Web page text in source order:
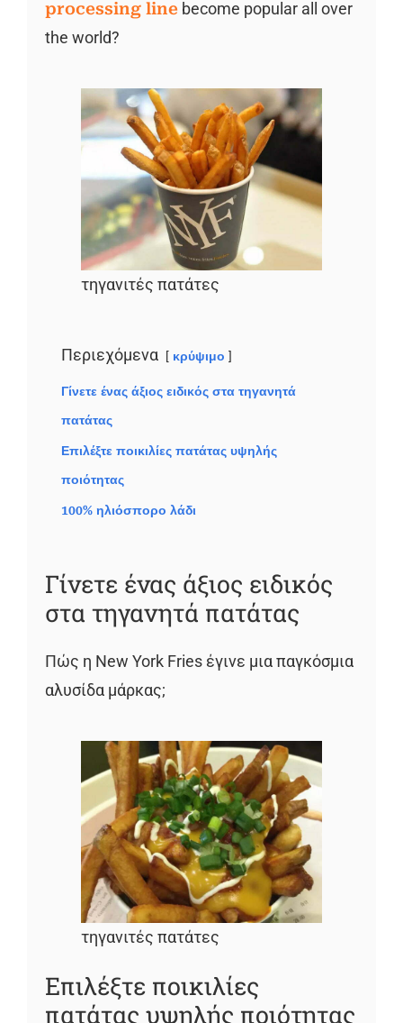
processing linebecome popular all over
the world?
τηγανιτές πατάτες
Περιεχόμενα κρύψιμο
Γίνετε ένας άξιος ειδικός στα τηγανητά
πατάτας
Επιλέξτε ποικιλίες πατάτας υψηλής
ποιότητας
100% ηλιόσπορο λάδι
Γίνετε ένας άξιος ειδικός
στα τηγανητά πατάτας
Πώς η New York Fries έγινε μια παγκόσμια
αλυσίδα μάρκας;
τηγανιτές πατάτες
Επιλέξτε ποικιλίες
πατάτας υψηλής ποιότητας